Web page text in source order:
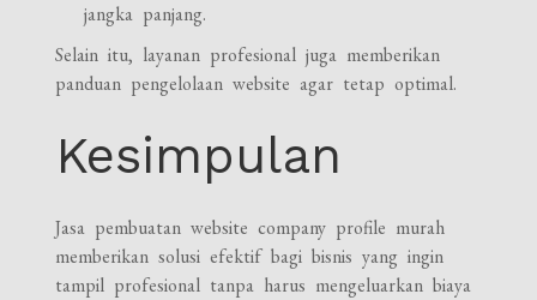
jangka panjang.
Selain itu, layanan profesional juga memberikan
panduan pengelolaan website agar tetap optimal.
Kesimpulan
Jasa pembuatan website company profile murah
memberikan solusi efektif bagi bisnis yang ingin
tampil profesional tanpa harus mengeluarkan biaya